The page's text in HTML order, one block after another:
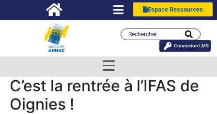
Espace Ressources
Connexion LMS
C’est la rentrée à l’IFAS de
Oignies !